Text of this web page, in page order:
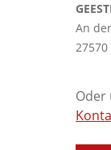
An
Oder